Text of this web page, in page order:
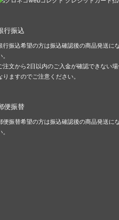
行振込
行振込希望の方は振込確認後の商品発送に
。
注文から2日以内のご入金が確認できない
りますのでご注意ください。
便振替
便振替希望の方は振込確認後の商品発送に
。